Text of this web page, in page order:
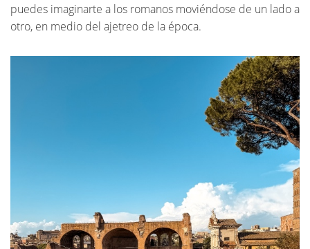
puedes imaginarte a los romanos moviéndose de un lado a
otro, en medio del ajetreo de la época.